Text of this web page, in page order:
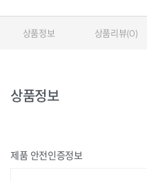
상품정보 상품리뷰(0)
상품정보
제품 안전인증정보